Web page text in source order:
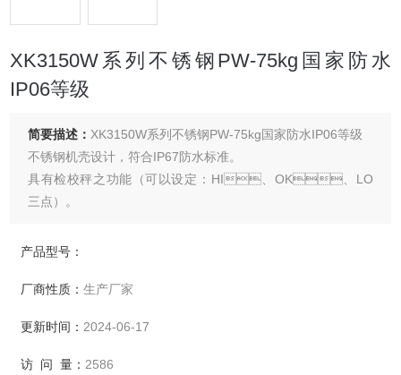
XK3150W系列不锈钢PW-75kg国家防水
IP06等级
简要描述： XK3150W系列不锈钢PW-75kg国家防水IP06等级
不锈钢机壳设计，符合IP67防水标准。
具有检校秤之功能（可以设定：HI、OK、LO
三点）。
具有背光之功能
产品型号：
厂商性质：生产厂家
更新时间： 2024-06-17
访 问 量： 2586